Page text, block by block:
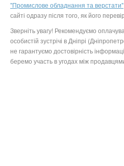
"Промислове обладнання та верстати"
сайті одразу після того, як його
Зверніть увагу! Рекомендуємо
особистій зустрічі в Дніпрі
не гарантуємо достовірність
беремо участь в угодах між